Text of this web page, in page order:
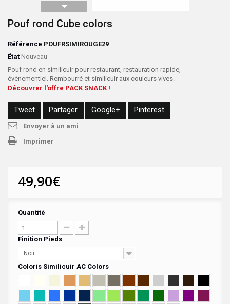
Pouf rond Cube colors
Référence POUFRSIMIROUGE29
État Nouveau
Pouf rond en similicuir pour restaurant, restauration rapide,
évènementiel. Rembourré et similicuir aux couleurs vives.
Découvrer l'offre PACK SNACK !
Tweet Partager Google+ Pinterest
Envoyer à un ami
Imprimer
49,90€
Quantité
Finition Pieds
Noir
Coloris Similicuir AC Colors